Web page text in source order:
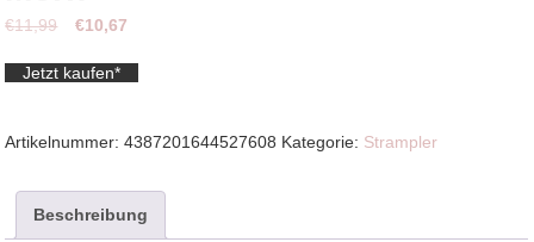
€11,99
Ursprünglicher
war:
€10,67
ist:
Jetzt kaufen*
Artikelnummer:4387201644527608 Kategorie: Strampler
Beschreibung